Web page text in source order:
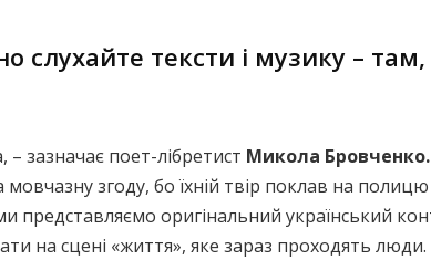
слухайте тексти і музику –
зазначає поет-лібретист Микола Бровченко.
згоду, бо їхній твір поклав на
представляємо оригінальний український
на сцені «життя», яке зараз проходять